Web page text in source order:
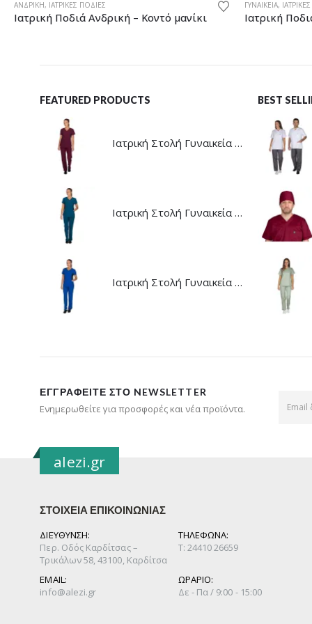
ΑΝΔΡΙΚΉ, ΙΑΤΡΙΚΈΣ ΠΟΔΙΈΣ
Ιατρική Ποδιά Ανδρική – Κοντό μανίκι
ΓΥΝΑΙΚΕΊΑ,
Ιατρική
FEATURED PRODUCTS
Ιατρική Στολή Γυναικεία - Stretch - Μπορντό
Ιατρική Στολή Γυναικεία - Stretch - Πετρόλ
Ιατρική Στολή Γυναικεία - Stretch - Μπλε
BEST
ΕΓΓΡΑΦΕΊΤΕ ΣΤΟ NEWSLETTER
Ενημερωθείτε για προσφορές και νέα προϊόντα.
alezi.gr
ΣΤΟΙΧΕΙΑ ΕΠΙΚΟΙΝΩΝΙΑΣ
ΔΙΕΥΘΥΝΣΗ:
Περ. Οδός Καρδίτσας –
Τρικάλων 58, 43100, Καρδίτσα
ΤΗΛΕΦΩΝΑ:
Τ: 24410 26659
EMAIL:
info@alezi.gr
ΩΡΑΡΙΟ:
Δε - Πα / 9:00 - 15:00